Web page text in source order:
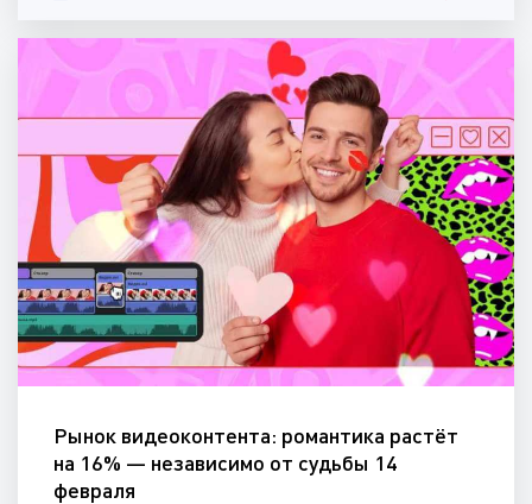
Рынок видеоконтента: романтика растёт
на 16% — независимо от судьбы 14
февраля